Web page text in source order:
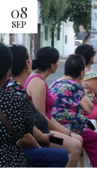
08
SEP